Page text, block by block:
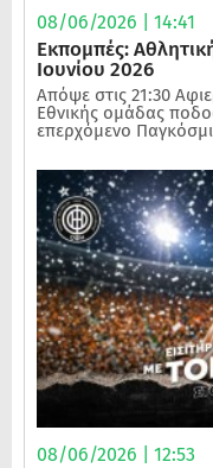
08/06/2026 | 14:41
Εκπομπές:
Ιουνίου 2026
Απόψε στις 21:30
Εθνικής ομάδας
επερχόμενο
08/06/2026 | 12:53